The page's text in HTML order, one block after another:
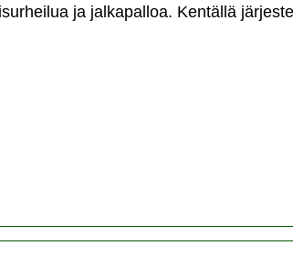
ja jalkapalloa. Kentällä